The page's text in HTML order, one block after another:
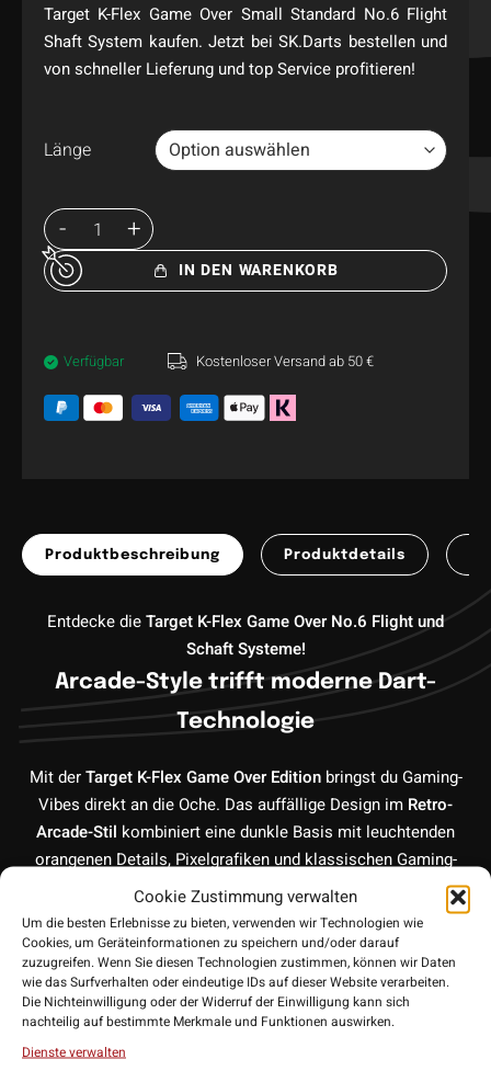
Cookie Zustimmung verwalten
Um die besten Erlebnisse zu bieten, verwenden wir Technologien wie
Cookies, um Geräteinformationen zu speichern und/oder darauf
zuzugreifen. Wenn Sie diesen Technologien zustimmen, können wir Daten
wie das Surfverhalten oder eindeutige IDs auf dieser Website verarbeiten.
Die Nichteinwilligung oder der Widerruf der Einwilligung kann sich
nachteilig auf bestimmte Merkmale und Funktionen auswirken.
Dienste verwalten
Target K-Flex Game Over Small Standard No.6 Flight
Shaft System kaufen. Jetzt bei SK.Darts bestellen und
von schneller Lieferung und top Service profitieren!
Länge
IN DEN WARENKORB
Verfügbar Kostenloser Versand ab 50 €
Produktbeschreibung Produktdetails
Entdecke dieTarget K-Flex Game Over No.6 Flight und
Schaft Systeme!
Arcade-Style trifft moderne Dart-
Technologie
Mit derTarget K-Flex Game Over Editionbringst du Gaming-
Vibes direkt an die Oche. Das auffällige Design im Retro-
Arcade-Stil kombiniert eine dunkle Basis mit leuchtenden
orangenen Details, Pixelgrafiken und klassischen Gaming-
Elementen – ein echter Hingucker für dein Setup.
All-in-One System für maximale
Stabilität
Das K-Flex System vereintFlight und Schaft in einer einzigen
Einheit, wodurch klassische Probleme wie herausfallende